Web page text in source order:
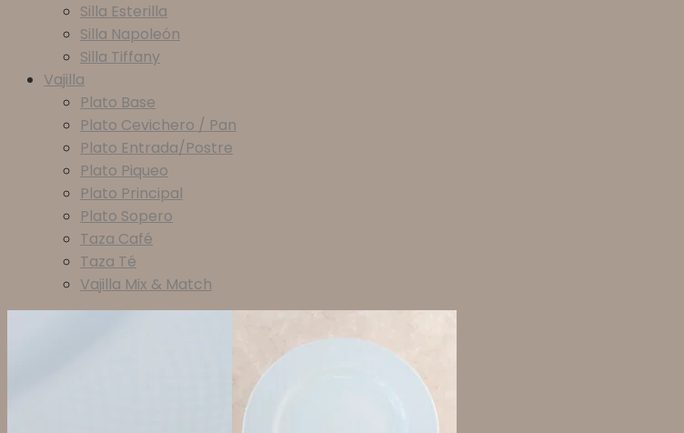
Silla Esterilla
Silla Napoleón
Silla Tiffany
Vajilla
Plato Base
Plato Cevichero / Pan
Plato Entrada/Postre
Plato Piqueo
Plato Principal
Plato Sopero
Taza Café
Taza Té
Vajilla Mix & Match